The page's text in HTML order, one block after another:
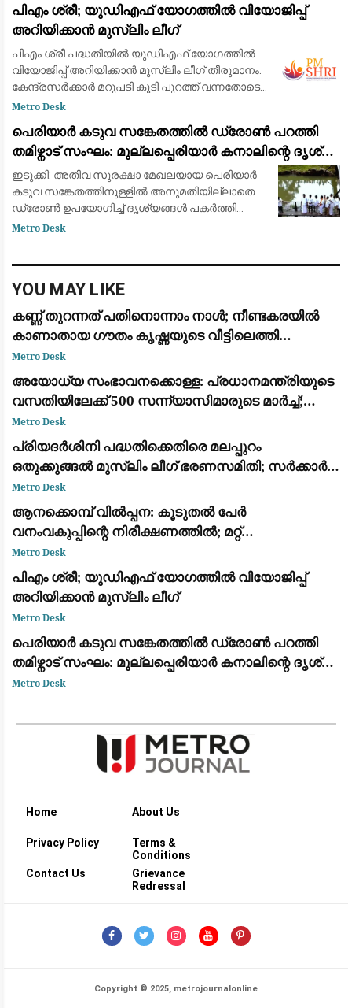
റിമാൻഡ് ചെയ്തു.സംസ്ഥാനത്
പിഎം ശ്രീ; യുഡിഎഫ് യോഗത്തില്‍ വിയോജിപ്പ്
അറിയിക്കാന്‍ മുസ്ലിം ലീഗ്
പിഎം ശ്രീ പദ്ധതിയില്‍ യുഡിഎഫ് യോഗത്തില്‍
വിയോജിപ്പ് അറിയിക്കാന്‍ മുസ്ലിം ലീഗ് തീരുമാനം.
കേന്ദ്രസര്‍ക്കാര്‍ മറുപടി കൂടി പുറത്ത് വന്നതോടെ
പിന്മാറിയില്ലെങ്കില്‍ തിരിച്ചടിയെന്നാണ് ലീഗ്
Metro Desk
പെരിയാർ കടുവ സങ്കേതത്തിൽ ഡ്രോൺ പറത്തി
തമിഴ്നാട് സംഘം: മുല്ലപ്പെരിയാർ കനാലിന്റെ ദൃശ്യം
പകർത്തി
ഇടുക്കി: അതീവ സുരക്ഷാ മേഖലയായ പെരിയാർ
കടുവ സങ്കേതത്തിനുള്ളിൽ അനുമതിയില്ലാതെ
ഡ്രോൺ ഉപയോഗിച്ച് ദൃശ്യങ്ങൾ പകർത്തി
തമിഴ്നാട് സംഘം. വനംവകുപ്പിന്റെയോ
Metro Desk
YOU MAY LIKE
കണ്ണ് തുറന്നത് പതിനൊന്നാം നാള്‍; നീണ്ടകരയില്‍
കാണാതായ ഗൗതം കൃഷ്ണയുടെ വീട്ടിലെത്തി
മുഖ്യമന്ത്രി വി ഡി സതീശന്‍
Metro Desk
അയോധ്യ സംഭാവനക്കൊള്ള: പ്രധാനമന്ത്രിയുടെ
വസതിയിലേക്ക് 500 സന്ന്യാസിമാരുടെ മാർച്ച്;
സമഗ്ര അന്വേഷണം ആവശ്യപ്പെട്ട് പ്രതിഷേധം
Metro Desk
പ്രിയദർശിനി പദ്ധതിക്കെതിരെ മലപ്പുറം
ഒതുക്കുങ്ങൽ മുസ്ലിം ലീഗ് ഭരണസമിതി; സർക്കാർ
ജീവനക്കാരെ സൗജന്യയാത്രയിൽ നിന്ന്
ഒഴിവാക്കണമെന്ന് പ്രമേയം
Metro Desk
ആനക്കൊമ്പ് വിൽപ്പന: കൂടുതൽ പേർ
വനംവകുപ്പിന്റെ നിരീക്ഷണത്തിൽ; മറ്റ്
ജില്ലകളിലേക്കും അന്വേഷണം
Metro Desk
പിഎം ശ്രീ; യുഡിഎഫ് യോഗത്തില്‍ വിയോജിപ്പ്
അറിയിക്കാന്‍ മുസ്ലിം ലീഗ്
Metro Desk
പെരിയാർ കടുവ സങ്കേതത്തിൽ ഡ്രോൺ പറത്തി
തമിഴ്നാട് സംഘം: മുല്ലപ്പെരിയാർ കനാലിന്റെ ദൃശ്യം
പകർത്തി
Metro Desk
Home About Us
Privacy Policy
Terms &
Conditions
Contact Us
Grievance
Redressal
Copyright © 2025, metrojournalonline